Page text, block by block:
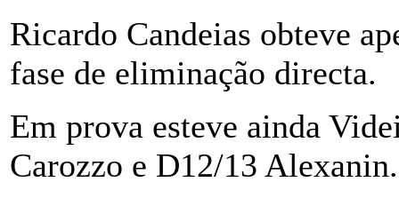
Ricardo Candeias obteve
fase de eliminação directa.
Em prova esteve ainda
Carozzo e D12/13 Alexanin.